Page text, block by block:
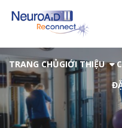
TRANG CHỦGIỚI THIỆU